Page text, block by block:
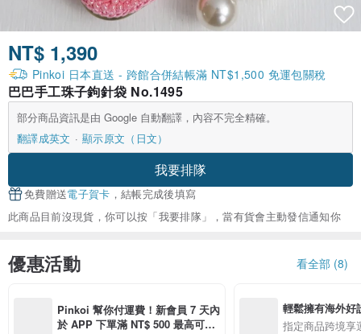
NT$ 1,390
Pinkoi 日本直送 - 跨館合併結帳滿 NT$1,500 免運包關稅
巴巴手工珠子鉤針袋 No.1495
部分商品資訊是由 Google 自動翻譯，內容不完全精確。
翻譯成英文
顯示原文（日文）
我要排隊
免費贈送電子賀卡 ，結帳完成後填寫
此商品目前沒現貨，你可以按「我要排隊」，當有貨會主動發信通知你
優惠活動 看全部 (8)
Pinkoi 幫你付運費！新會員 7 天內
於 APP 下單滿 NT$ 500 最高可折
輕鬆擁有海外好
指定商品跨境享